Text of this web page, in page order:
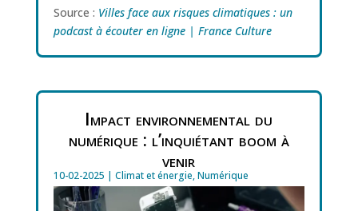
Source : Villes face aux risques climatiques : un
podcast à écouter en ligne | France Culture
Impact environnemental du
numérique : l’inquiétant boom à
venir
10-02-2025 | Climat et énergie,Numérique